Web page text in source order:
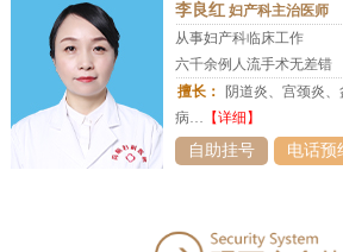
李良红妇产科主治医师
从事妇产科临床工作
六千余例人流手术无差错
擅长：
阴道炎、宫颈炎
病… 【详细】
自助挂号 电话预